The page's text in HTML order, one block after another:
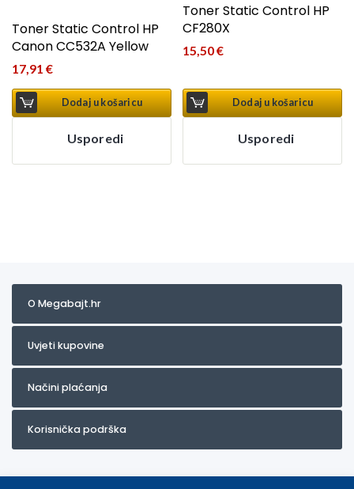
Toner Static Control HP
Canon CC532A Yellow
17,91 €
Dodaj u košaricu
Usporedi
Toner Static Control HP
CF280X
15,50€
Dodaj u košaricu
Usporedi
O Megabajt.hr
Uvjeti kupovine
Načini plaćanja
Korisnička podrška